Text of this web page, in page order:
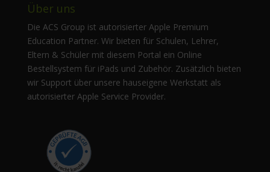
Über uns
Die ACS Group ist autorisierter Apple Premium
Education Partner. Wir bieten für Schulen, Lehrer,
Eltern & Schüler mit diesem Portal ein Online
Bestellsystem für iPads und Zubehör. Zusätzlich bieten
wir Support über unsere hauseigene Werkstatt als
autorisierter Apple Service Provider.